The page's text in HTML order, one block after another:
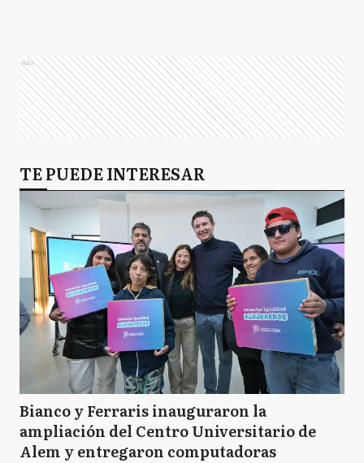
Ads
TE PUEDE INTERESAR
Bianco y Ferraris inauguraron la
ampliación del Centro Universitario de
Alem y entregaron computadoras